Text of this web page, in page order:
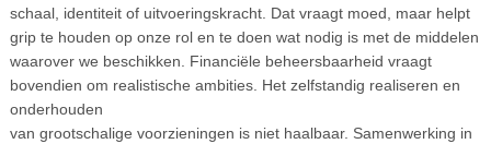
schaal, identiteit of uitvoeringskracht. Dat vraagt moed, maar helpt
grip te houden op onze rol en te doen wat nodig is met de middelen
waarover we beschikken. Financiële beheersbaarheid vraagt
bovendien om realistische ambities. Het zelfstandig realiseren en
onderhouden
van grootschalige voorzieningen is niet haalbaar. Samenwerking in